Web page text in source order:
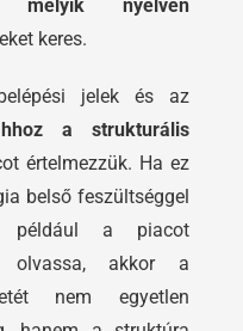
melyik nyelven
keres.
jelek és az
a strukturális
értelmezzük. Ha ez
belső feszültséggel
például a piacot
olvassa, akkor a
nem egyetlen